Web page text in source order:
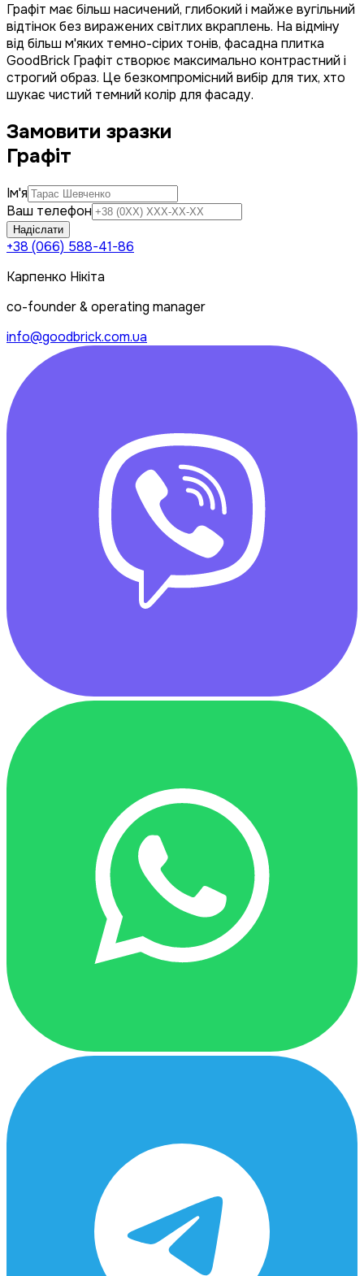
Графіт має більш насичений, глибокий і майже вугільний
відтінок без виражених світлих вкраплень. На відміну
від більш м'яких темно-сірих тонів, фасадна плитка
GoodBrick Графіт створює максимально контрастний і
строгий образ. Це безкомпромісний вибір для тих, хто
шукає чистий темний колір для фасаду.
Замовити зразки
Графіт
Ім'я
Ваш телефон
Надіслати
+38 (066) 588-41-86
Карпенко Нікіта
co-founder & operating manager
info@goodbrick.com.ua